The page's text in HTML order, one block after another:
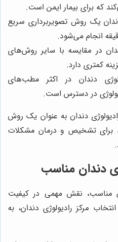
که برای بیمار ایمن است.
یک روش تصویربرداری سریع
انجام می‌شود.
در مقایسه با سایر روش‌های
کمتری دارد.
دندان در اکثر مطب‌های
در دسترس است.
دندان به عنوان یک روش
برای تشخیص و درمان مشکلات
دندان مناسب
مناسب، نقش مهمی در کیفیت
مرکز رادیولوژی دندان، به